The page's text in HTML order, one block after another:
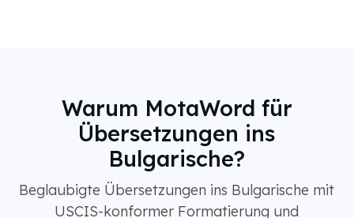
Warum MotaWord für
Übersetzungen ins
Bulgarische?
Beglaubigte Übersetzungen ins Bulgarische mit
USCIS-konformer Formatierung und